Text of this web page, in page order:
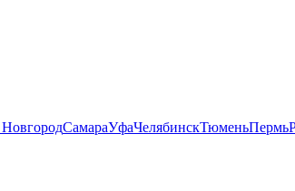
СамараУфаЧелябинскТюменьПермь